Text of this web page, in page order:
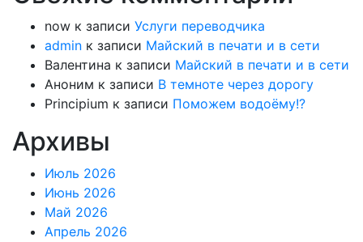
now к записи Услуги переводчика
admin к записи Майский в печати и в сети
Валентина к записи Майский в печати и в сети
Аноним к записи В темноте через дорогу
Principium к записи Поможем водоёму!?
Архивы
Июль 2026
Июнь 2026
Май 2026
Апрель 2026